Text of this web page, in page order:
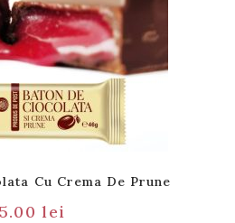
Cu Crema De Prune
5.00lei